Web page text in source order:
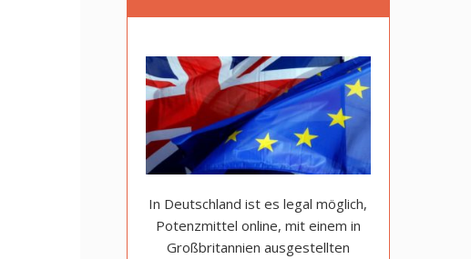
In Deutschland ist es legal möglich,
Potenzmittel online, mit einem in
Großbritannien ausgestellten